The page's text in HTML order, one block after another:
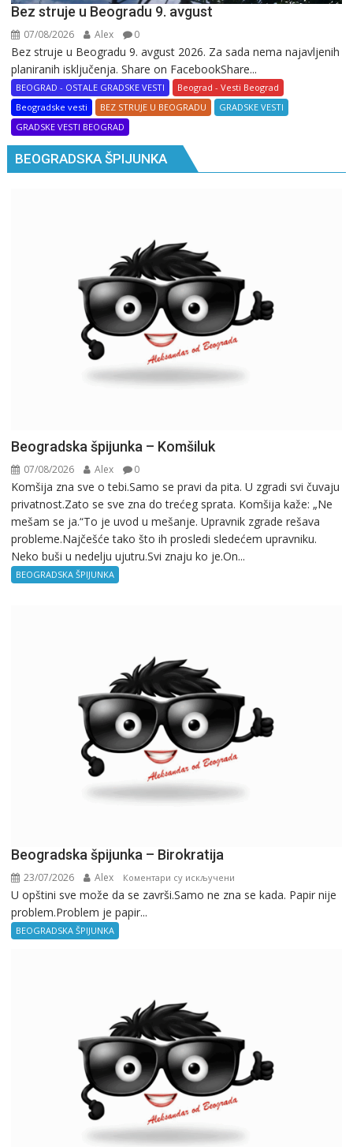
Bez struje u Beogradu 9. avgust
07/08/2026 Alex 0
Bez struje u Beogradu 9. avgust 2026. Za sada nema najavljenih
planiranih isključenja. Share on FacebookShare...
BEOGRAD - OSTALE GRADSKE VESTI
Beograd - Vesti Beograd
Beogradske vesti
BEZ STRUJE U BEOGRADU
GRADSKE VESTI
GRADSKE VESTI BEOGRAD
BEOGRADSKA ŠPIJUNKA
Beogradska špijunka – Komšiluk
07/08/2026 Alex 0
Komšija zna sve o tebi.Samo se pravi da pita. U zgradi svi čuvaju
privatnost.Zato se sve zna do trećeg sprata. Komšija kaže: „Ne
mešam se ja.“To je uvod u mešanje. Upravnik zgrade rešava
probleme.Najčešće tako što ih prosledi sledećem upravniku.
Neko buši u nedelju ujutru.Svi znaju ko je.On...
BEOGRADSKA ŠPIJUNKA
Beogradska špijunka – Birokratija
23/07/2026 Alex Коментари су искључени
Beogradska
U opštini sve može da se završi.Samo ne zna se kada. Papir nije
problem.Problem je papir...
BEOGRADSKA ŠPIJUNKA